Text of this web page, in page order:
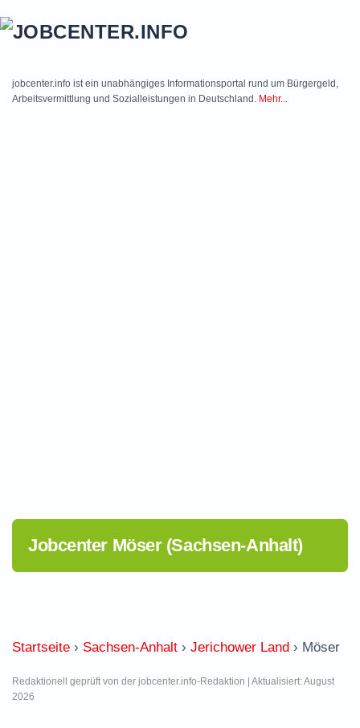
jobcenter.info ist ein unabhängiges Informationsportal rund um Bürgergeld,
Arbeitsvermittlung und Sozialleistungen in Deutschland. Mehr...
Jobcenter Möser (Sachsen-Anhalt)
Startseite › Sachsen-Anhalt › Jerichower Land › Möser
Redaktionell geprüft von der jobcenter.info-Redaktion | Aktualisiert: August
2026